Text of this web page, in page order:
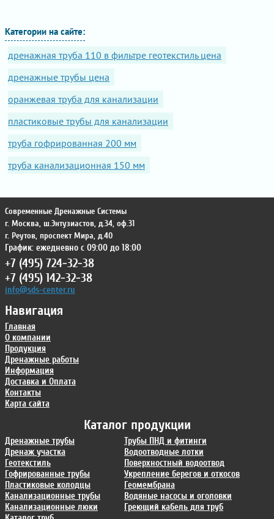
Категории на сайте:
дренажная труба 110 в фильтре геотекстиль цена
дренажные трубы цена
оранжевая труба для канализации
пластиковые трубы для канализации
труба гофрированная 200 мм
труба канализационная 150 мм
Каталог продукции
Дренажные трубы
Дренаж участка
Геотекстиль
Гофрированные трубы
Пластиковые колодцы
Канализационные трубы
Канализационные люки
Трубы ПНД и фитинги
Водоотводные лотки
Поверхностный водоотвод
Укрепление берегов и откосов
Геомембрана
Водяные насосы и оголовки
Греющий кабель для труб
Навигация
Главная
О компании
Продукция
Дренажные работы
Информация
Доставка и Оплата
Контакты
Карта сайта
Современные Дренажные Системы
г. Москва, ш.Энтузиастов, д.34, оф.31
г. Реутов, проспект Мира, д.40
График: ежедневно с 09:00 до 18:00
+7 (495) 724-32-38
+7 (495) 142-32-38
info@sds-center.ru